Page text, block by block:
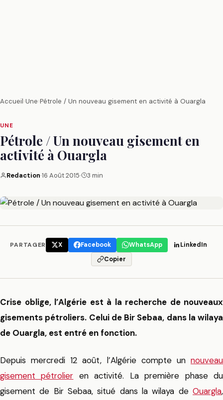
Accueil›Une›Pétrole / Un nouveau gisement en activité à Ouargla
UNE
Pétrole / Un nouveau gisement en
activité à Ouargla
Redaction·16 Août 2015· 3 min
PARTAGER X Facebook WhatsApp
LinkedIn
Copier
Crise oblige, l’Algérie est à la recherche de nouveaux
gisements pétroliers. Celui de Bir Sebaa, dans la wilaya
de Ouargla, est entré en fonction.
Depuis mercredi 12 août, l’Algérie compte un nouveau
gisement pétrolier en activité. La première phase du
gisement de Bir Sebaa, situé dans la wilaya de Ouargla,